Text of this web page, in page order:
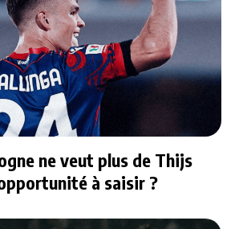
ne veut plus de Thijs
à saisir ?